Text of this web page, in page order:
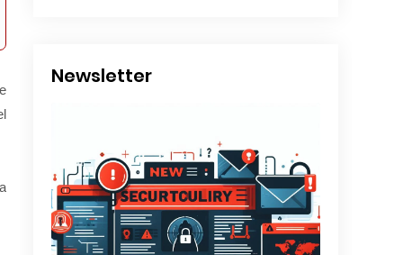
Newsletter